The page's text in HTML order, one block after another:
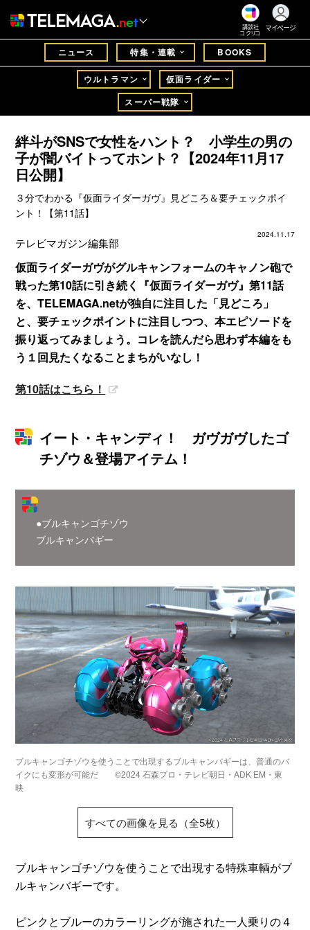
講談社
コクリコ
マイページ
ニュース 特集・連載 BOOKS
ウルトラマン
仮面ライダー
スーパー戦隊
絆斗がSNSで女性をハント？ 小学生の男の
子が闇バイトってホント？【2024年11月17
日公開】
３分でわかる『仮面ライダーガヴ』見どころ＆要チェックポイ
ント！【第11話】
2024.11.17
テレビマガジン編集部
仮面ライダーガヴがグルキャンフォームのキャノン砲で
戦った第10話に引き続く『仮面ライダーガヴ』第11話
を、TELEMAGA.netが独自に注目した「見どころ」
と、要チェックポイントに注目しつつ、本エピソードを
振り返ってみましょう。コレを読んだら思わず本編をも
う１回見たくなることまちがいなし！
第10話はこちら！
イート・キャンディ！ ガヴガヴしたゴ
チゾウ＆登場アイテム！
●ブルキャンゴチゾウ
ブルキャンバギー
ブルキャンゴチゾウを使うことで出現するブルキャンバギーは、普通のバ
イクにも変形が可能だ ©2024 石森プロ・テレビ朝日・ADK EM・東
映
すべての画像を見る（全5枚）
ブルキャンゴチゾウを使うことで出現する特殊車輌がブ
ルキャンバギーです。
ピンクとブルーのカラーリングが施された一人乗りの４